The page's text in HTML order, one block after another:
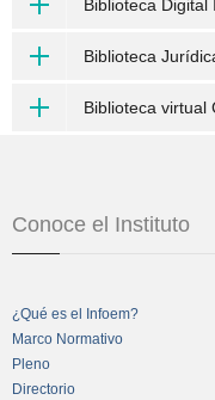
Biblioteca Digital
Biblioteca
Biblioteca virtual
Conoce el Instituto
¿Qué es el Infoem?
Marco Normativo
Pleno
Directorio